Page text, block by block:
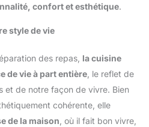
confort et esthétique.
style de vie
des repas, la cuisine
de vie à part entière , le reflet de
et de notre façon de vivre. Bien
cohérente, elle
de la maison , où il fait bon vivre,